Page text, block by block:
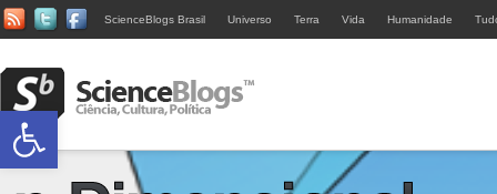
ScienceBlogs Brasil Universo Terra Vida Humanidade
Abrir a barra de ferramentas